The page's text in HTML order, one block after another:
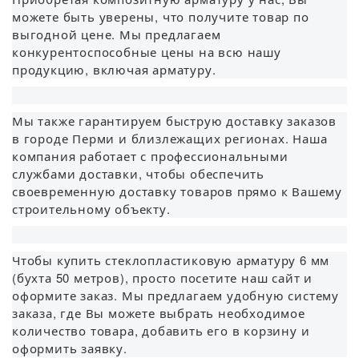
можете быть уверены, что получите товар по
выгодной цене. Мы предлагаем
конкурентоспособные цены на всю нашу
продукцию, включая арматуру.
Мы также гарантируем быструю доставку заказов
в городе Перми и близлежащих регионах. Наша
компания работает с профессиональными
службами доставки, чтобы обеспечить
своевременную доставку товаров прямо к Вашему
строительному объекту.
Чтобы купить стеклопластиковую арматуру 6 мм
(бухта 50 метров), просто посетите наш сайт и
оформите заказ. Мы предлагаем удобную систему
заказа, где Вы можете выбрать необходимое
количество товара, добавить его в корзину и
оформить заявку.